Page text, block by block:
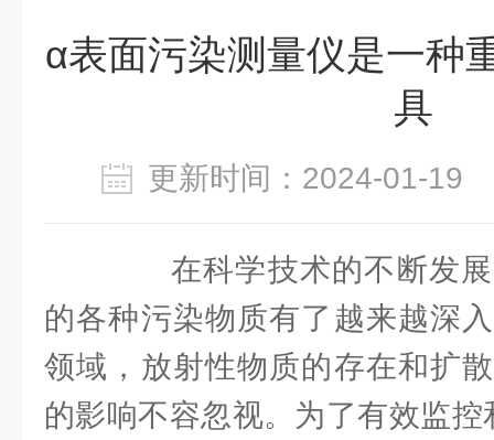
α表面污染测量仪是一种
具
更新时间：2024-01-
在科学技术的不断发展
的各种污染物质有了越来越深
领域，放射性物质的存在和扩
的影响不容忽视。为了有效监